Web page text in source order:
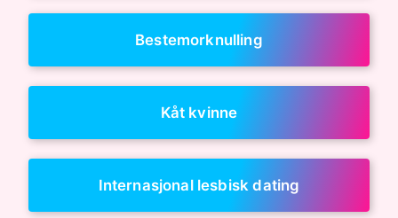
Bestemorknulling
Kåt kvinne
Internasjonal lesbisk dating